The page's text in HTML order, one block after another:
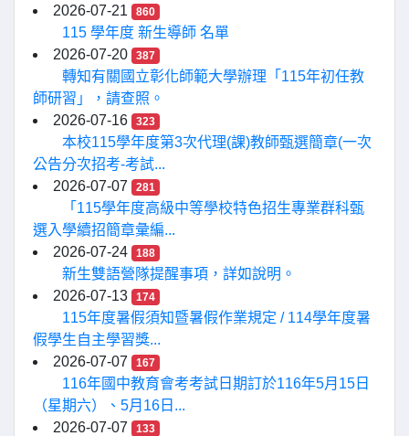
2026-07-21
860
115 學年度 新生導師 名單
2026-07-20
387
轉知有關國立彰化師範大學辦理「115年初任教
師研習」，請查照。
2026-07-16
323
本校115學年度第3次代理(課)教師甄選簡章(一次
公告分次招考-考試...
2026-07-07
281
「115學年度高級中等學校特色招生專業群科甄
選入學續招簡章彙編...
2026-07-24
188
新生雙語營隊提醒事項，詳如說明。
2026-07-13
174
115年度暑假須知暨暑假作業規定 / 114學年度暑
假學生自主學習獎...
2026-07-07
167
116年國中教育會考考試日期訂於116年5月15日
（星期六）、5月16日...
2026-07-07
133